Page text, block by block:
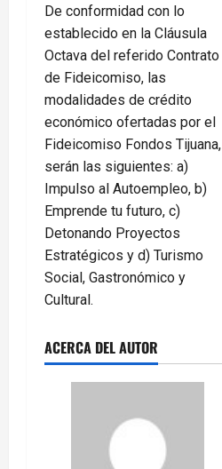
De conformidad con lo
establecido en la Cláusula
Octava del referido Contrato
de Fideicomiso, las
modalidades de crédito
económico ofertadas por el
Fideicomiso Fondos Tijuana,
serán las siguientes: a)
Impulso al Autoempleo, b)
Emprende tu futuro, c)
Detonando Proyectos
Estratégicos y d) Turismo
Social, Gastronómico y
Cultural.
ACERCA DEL AUTOR